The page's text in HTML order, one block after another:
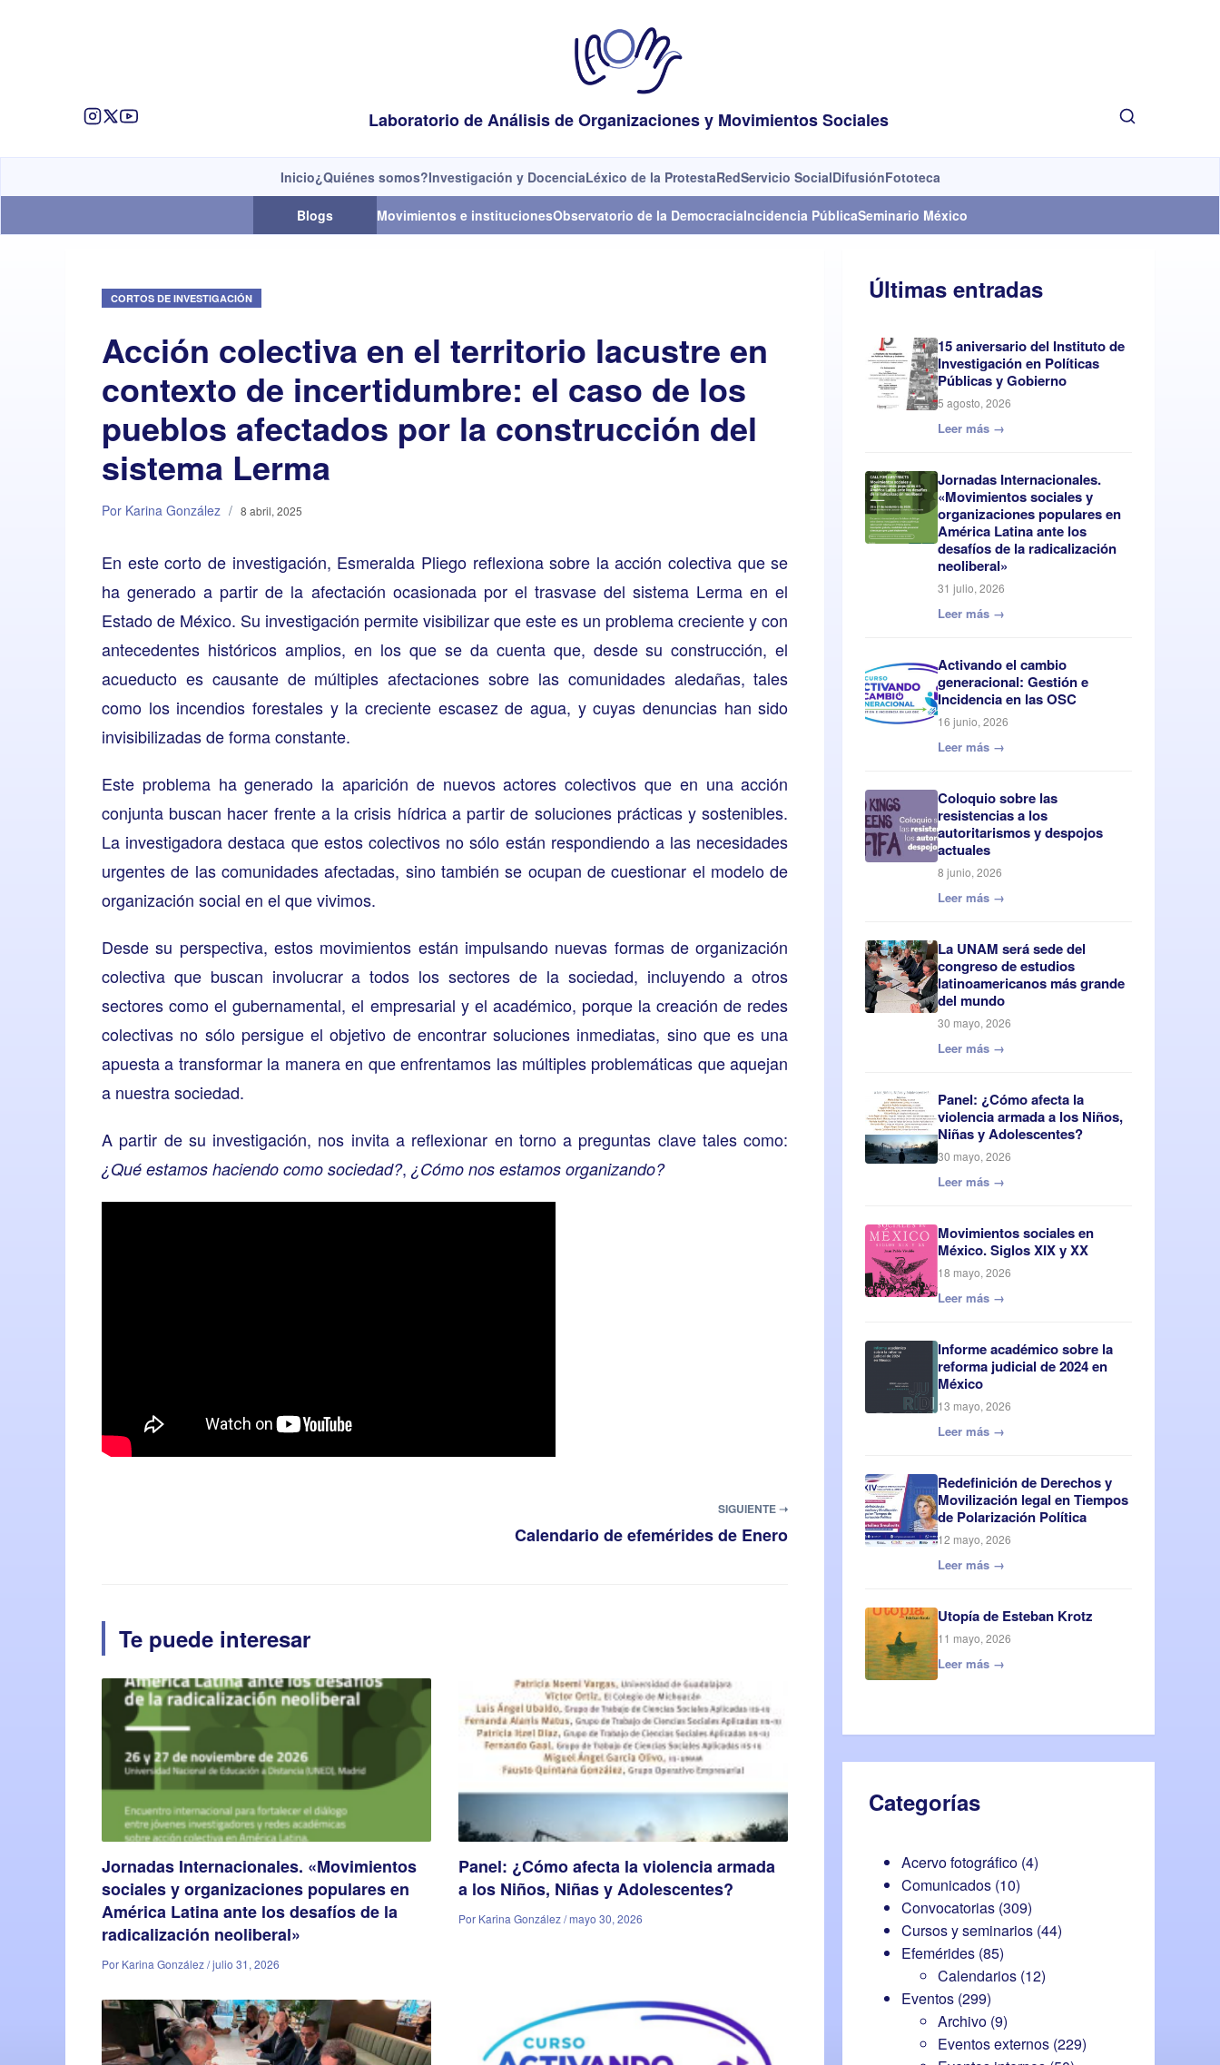
Laboratorio de Análisis de Organizaciones y Movimientos Sociales
Inicio¿Quiénes somos?Investigación y DocenciaLéxico de la ProtestaRedServicio SocialDifusiónFototeca
Blogs Movimientos e institucionesObservatorio de la DemocraciaIncidencia PúblicaSeminario México
CORTOS DE INVESTIGACIÓN
Acción colectiva en el territorio lacustre en
contexto de incertidumbre: el caso de los
pueblos afectados por la construcción del
sistema Lerma
Por Karina González / 8 abril, 2025
En este corto de investigación, Esmeralda Pliegoreflexiona sobre la acción colectiva que se
ha generado a partir de la afectación ocasionada por el trasvase del sistema Lerma en el
Estado de México. Su investigación permite visibilizar que este es un problema creciente y con
antecedentes históricos amplios, en los que se da cuenta que, desde su construcción, el
acueducto es causante de múltiples afectaciones sobre las comunidades aledañas, tales
como los incendios forestales y la creciente escasez de agua, y cuyas denuncias han sido
invisibilizadas de forma constante.
Este problema ha generado la aparición de nuevos actores colectivos que en una acción
conjunta buscan hacer frente a la crisis hídrica a partir de soluciones prácticas y sostenibles.
La investigadora destaca que estos colectivos no sólo están respondiendo a las necesidades
urgentes de las comunidades afectadas, sino también se ocupan de cuestionar el modelo de
organización social en el que vivimos.
Desde su perspectiva, estos movimientos están impulsando nuevas formas de organización
colectiva que buscan involucrar a todos los sectores de la sociedad, incluyendo a otros
sectores como el gubernamental, el empresarial y el académico, porque la creación de redes
colectivas no sólo persigue el objetivo de encontrar soluciones inmediatas, sino que es una
apuesta a transformar la manera en que enfrentamos las múltiples problemáticas que aquejan
a nuestra sociedad.
A partir de su investigación, nos invita a reflexionar en torno a preguntas clave tales como:
¿Qué estamos haciendo como sociedad?, ¿Cómo nos estamos organizando?
SIGUIENTE ➝
Calendario de efemérides de Enero
Te puede interesar
Jornadas Internacionales. «Movimientos
sociales y organizaciones populares en
América Latina ante los desafíos de la
radicalización neoliberal»
Por Karina González / julio 31, 2026
Panel: ¿Cómo afecta la violencia armada
a los Niños, Niñas y Adolescentes?
Por Karina González / mayo 30, 2026
Últimas entradas
15 aniversario del Instituto de
Investigación en Políticas
Públicas y Gobierno
5 agosto, 2026
Leer más →
Jornadas Internacionales.
«Movimientos sociales y
organizaciones populares en
América Latina ante los
desafíos de la radicalización
neoliberal»
31 julio, 2026
Leer más →
Activando el cambio
generacional: Gestión e
Incidencia en las OSC
16 junio, 2026
Leer más →
Coloquio sobre las
resistencias a los
autoritarismos y despojos
actuales
8 junio, 2026
Leer más →
La UNAM será sede del
congreso de estudios
latinoamericanos más grande
del mundo
30 mayo, 2026
Leer más →
Panel: ¿Cómo afecta la
violencia armada a los Niños,
Niñas y Adolescentes?
30 mayo, 2026
Leer más →
Movimientos sociales en
México. Siglos XIX y XX
18 mayo, 2026
Leer más →
Informe académico sobre la
reforma judicial de 2024 en
México
13 mayo, 2026
Leer más →
Redefinición de Derechos y
Movilización legal en Tiempos
de Polarización Política
12 mayo, 2026
Leer más →
Utopía de Esteban Krotz
11 mayo, 2026
Leer más →
Categorías
Acervo fotográfico (4)
Comunicados (10)
Convocatorias (309)
Cursos y seminarios (44)
Efemérides (85)
Calendarios (12)
Eventos (299)
Archivo (9)
Eventos externos (229)